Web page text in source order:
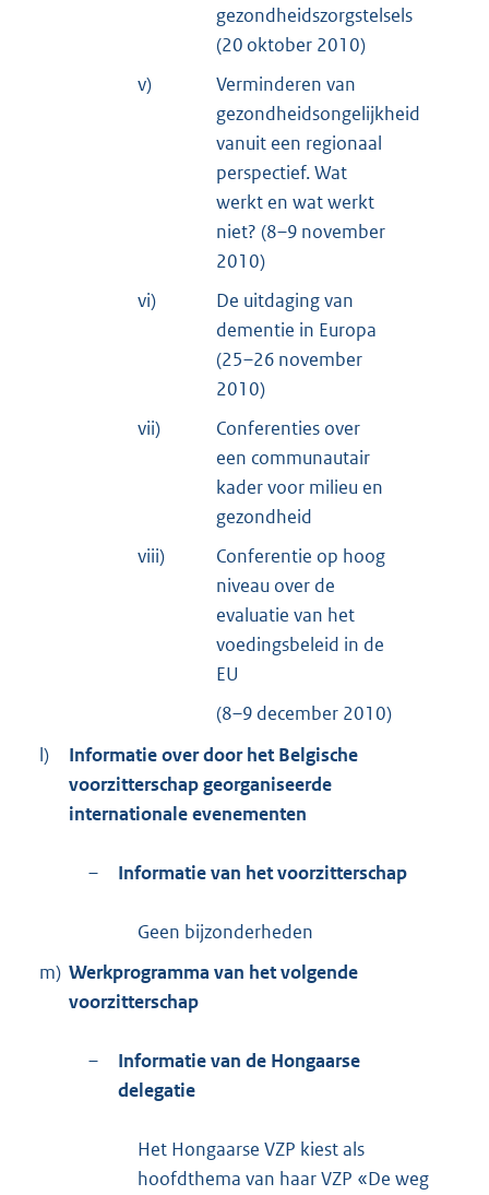
gezondheidszorgstelsels
(20 oktober 2010)
v)
Verminderen van
gezondheidsongelijkheid
vanuit een regionaal
perspectief. Wat
werkt en wat werkt
niet? (8–9 november
2010)
vi)
De uitdaging van
dementie in Europa
(25–26 november
2010)
vii)
Conferenties over
een communautair
kader voor milieu en
gezondheid
viii)
Conferentie op hoog
niveau over de
evaluatie van het
voedingsbeleid in de
EU
(8–9 december 2010)
l)
Informatie over door het Belgische
voorzitterschap georganiseerde
internationale evenementen
– Informatie van het voorzitterschap
Geen bijzonderheden
m) Werkprogramma van het volgende
voorzitterschap
–
Informatie van de Hongaarse
delegatie
Het Hongaarse VZP kiest als
hoofdthema van haar VZP «De weg